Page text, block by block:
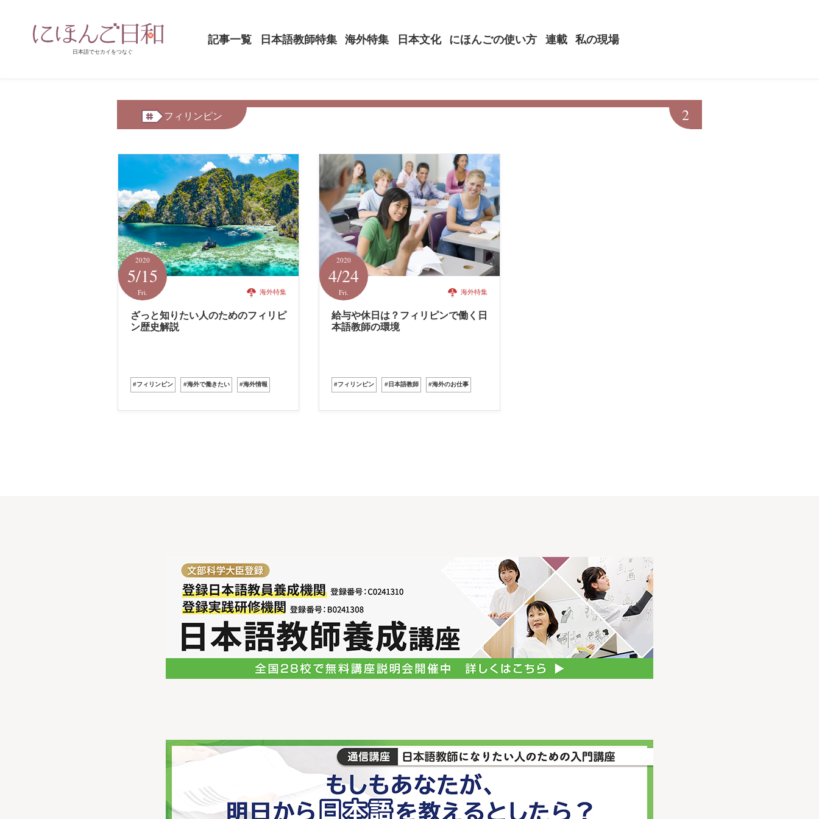
記事一覧 日本語教師特集 海外特集 日本文化 にほんごの使い方 連載 私の現場
フィリンピン 2
2020
5/15
Fri. 海外特集
ざっと知りたい人のためのフィリピ
ン歴史解説
#フィリンピン #海外で働きたい #海外情報
2020
4/24
Fri. 海外特集
給与や休日は？フィリピンで働く日
本語教師の環境
#フィリンピン #日本語教師 #海外のお仕事